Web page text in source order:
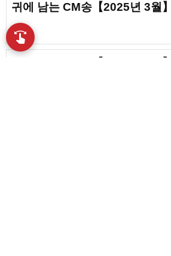
귀에 남는 CM송【2025년 3월】
swipe 손끝으로 음악을 탐색